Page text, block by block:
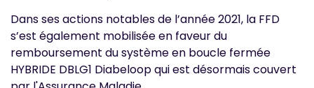
Dans ses actions notables de l’année 2021, la FFD
s’est également mobilisée en faveur du
remboursement du système en boucle fermée
HYBRIDE DBLG1 Diabeloop qui est désormais couvert